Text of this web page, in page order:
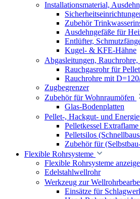
Installationsmaterial,
Zubehör
Ausdehngefäße für
Entlüfter,
Kugel- & KFE-Hähne
Abgasleitungen,
Rauchgasrohr für
Rauchrohre mit
Zugbegrenzer
Zubehör für Wohnraumöfen
Glas-Bodenplatten
Pellet-, Hackgut- und
Pelletkessel
Pelletsilos
Zubehör für
Flexible Rohrsysteme
Flexible Rohrsysteme
Edelstahlwellrohr
Werkzeug zur
Einsätze für